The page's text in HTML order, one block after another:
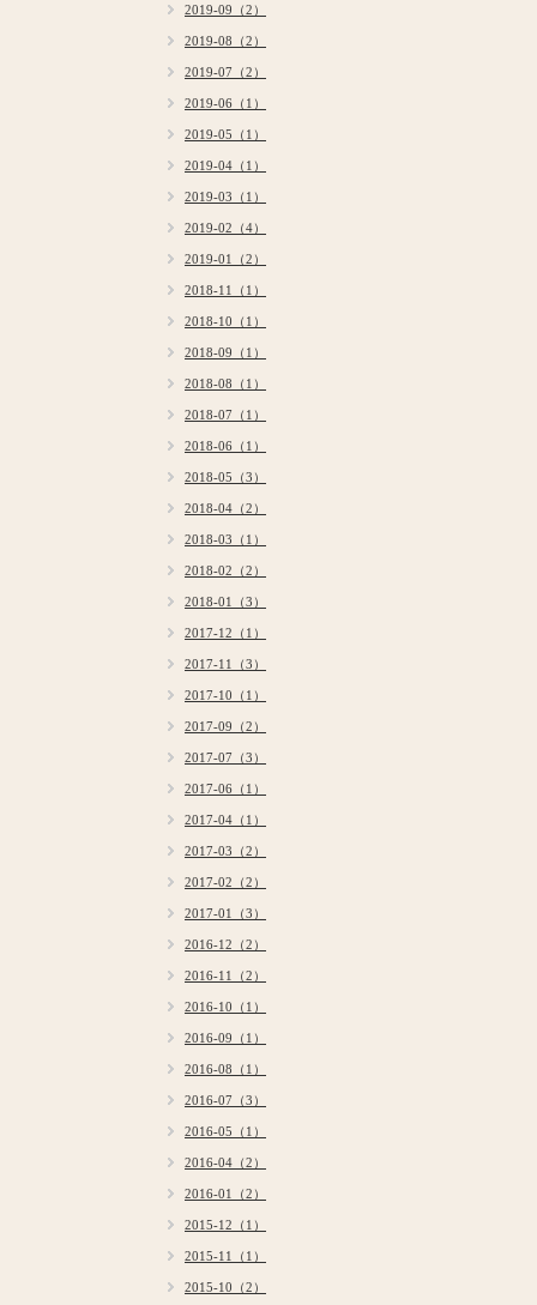
2019-09（2）
2019-08（2）
2019-07（2）
2019-06（1）
2019-05（1）
2019-04（1）
2019-03（1）
2019-02（4）
2019-01（2）
2018-11（1）
2018-10（1）
2018-09（1）
2018-08（1）
2018-07（1）
2018-06（1）
2018-05（3）
2018-04（2）
2018-03（1）
2018-02（2）
2018-01（3）
2017-12（1）
2017-11（3）
2017-10（1）
2017-09（2）
2017-07（3）
2017-06（1）
2017-04（1）
2017-03（2）
2017-02（2）
2017-01（3）
2016-12（2）
2016-11（2）
2016-10（1）
2016-09（1）
2016-08（1）
2016-07（3）
2016-05（1）
2016-04（2）
2016-01（2）
2015-12（1）
2015-11（1）
2015-10（2）